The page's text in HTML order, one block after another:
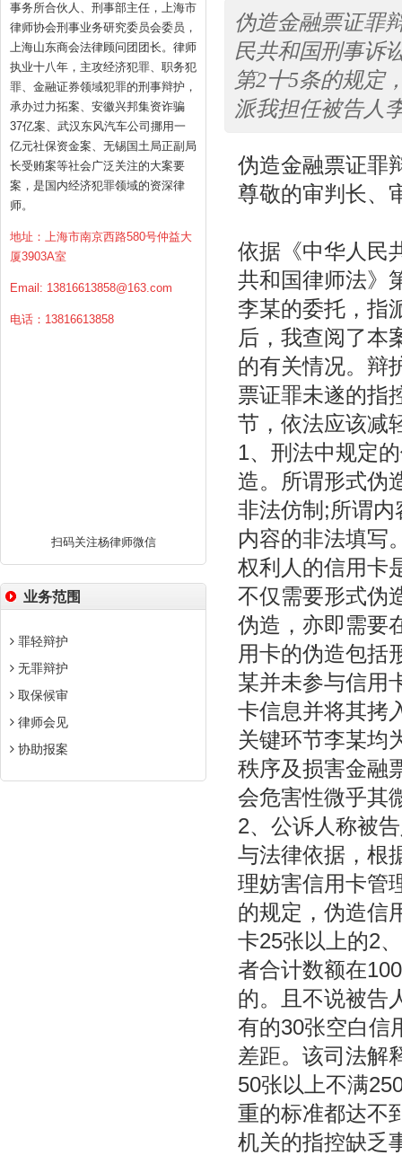
事务所合伙人、刑事部主任，上海市
律师协会刑事业务研究委员会委员，
上海山东商会法律顾问团团长。律师
执业十八年，主攻经济犯罪、职务犯
罪、金融证券领域犯罪的刑事辩护，
承办过力拓案、安徽兴邦集资诈骗
37亿案、武汉东风汽车公司挪用一
亿元社保资金案、无锡国土局正副局
长受贿案等社会广泛关注的大案要
案，是国内经济犯罪领域的资深律
师。
地址：上海市南京西路580号仲益大
厦3903A室
Email: 13816613858@163.com
电话：13816613858
扫码关注杨律师微信
业务范围
罪轻辩护
无罪辩护
取保候审
律师会见
协助报案
伪造金融票证罪
民共和国刑事诉
第2十5条的规定
派我担任被告人
伪造金融票证罪
尊敬的审判长、
依据《中华人民
共和国律师法》
李某的委托，指
后，我查阅了本
的有关情况。辩
票证罪未遂的指
节，依法应该减
1、刑法中规定
造。所谓形式伪
非法仿制;所谓
内容的非法填写
权利人的信用卡
不仅需要形式伪
伪造，亦即需要
用卡的伪造包括
某并未参与信用
卡信息并将其拷
关键环节李某均
秩序及损害金融
会危害性微乎其
2、公诉人称被
与法律依据，根
理妨害信用卡管
的规定，伪造信
卡25张以上的2
者合计数额在
的。且不说被告
有的30张空白信
差距。该司法解
50张以上不满
重的标准都达不
机关的指控缺乏